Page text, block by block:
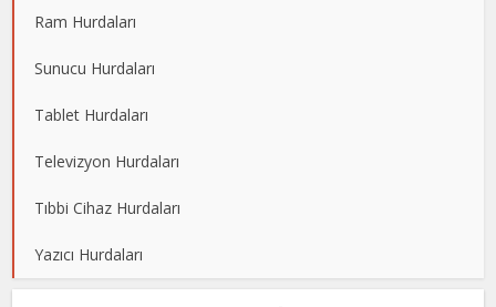
Ram Hurdaları
Sunucu Hurdaları
Tablet Hurdaları
Televizyon Hurdaları
Tıbbi Cihaz Hurdaları
Yazıcı Hurdaları